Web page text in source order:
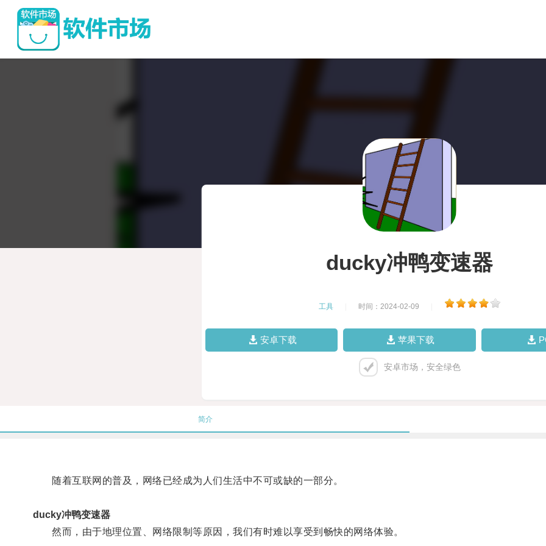
ducky冲鸭变速器
工具 时间：2024-02-09
安卓下载 苹果下载
安卓市场，安全绿色
简介
随着互联网的普及，网络已经成为人们生活中不可或缺的一部分。
ducky冲鸭变速器
然而，由于地理位置、网络限制等原因，我们有时难以享受到畅快的网络体验。